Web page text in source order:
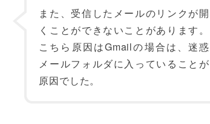
また、受信したメールのリンクが開
くことができないことがあります。
こちら原因はGmailの場合は、迷惑
メールフォルダに入っていることが
原因でした。